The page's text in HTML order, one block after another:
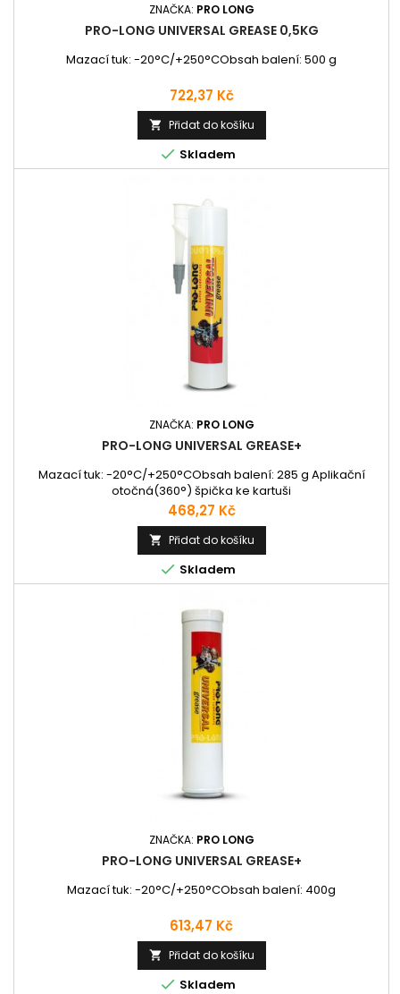
ZNAČKA: PRO LONG
PRO-LONG UNIVERSAL GREASE 0,5KG
Mazací tuk: -20°C/+250°CObsah balení: 500 g
Cena
722,37 Kč
 Přidat do košíku
 Skladem
ZNAČKA: PRO LONG
PRO-LONG UNIVERSAL GREASE+
Mazací tuk: -20°C/+250°CObsah balení: 285 g Aplikační
otočná(360°) špička ke kartuši
Cena
468,27 Kč
 Přidat do košíku
 Skladem
ZNAČKA: PRO LONG
PRO-LONG UNIVERSAL GREASE+
Mazací tuk: -20°C/+250°CObsah balení: 400g
Cena
613,47 Kč
 Přidat do košíku
 Skladem